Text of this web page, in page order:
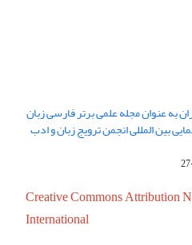
به عنوان مجله علمی برتر فارسی زبان
گردهمایی بین المللی انجمن ترویج زبان و ادب
Creative Commons Attribution
International